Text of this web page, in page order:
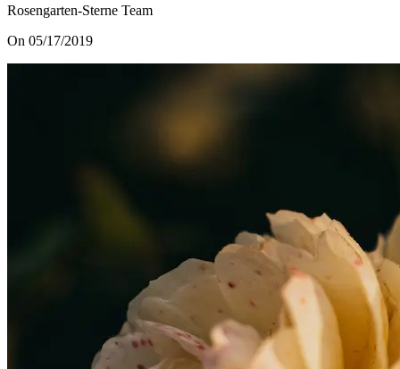
Rosengarten-Sterne Team
On 05/17/2019